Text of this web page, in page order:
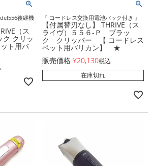
後継機
（ス
ク クリッ
ト用バ
『 コードレス交換用電池パック付き 』
【付属替刃なし】 THRIVE（ス
ライヴ）５５６-Ｐ ブラッ
ク クリッパー 【 コードレス
ペット用バリカン】 ★
販売価格 ¥20,130税込
在庫切れ